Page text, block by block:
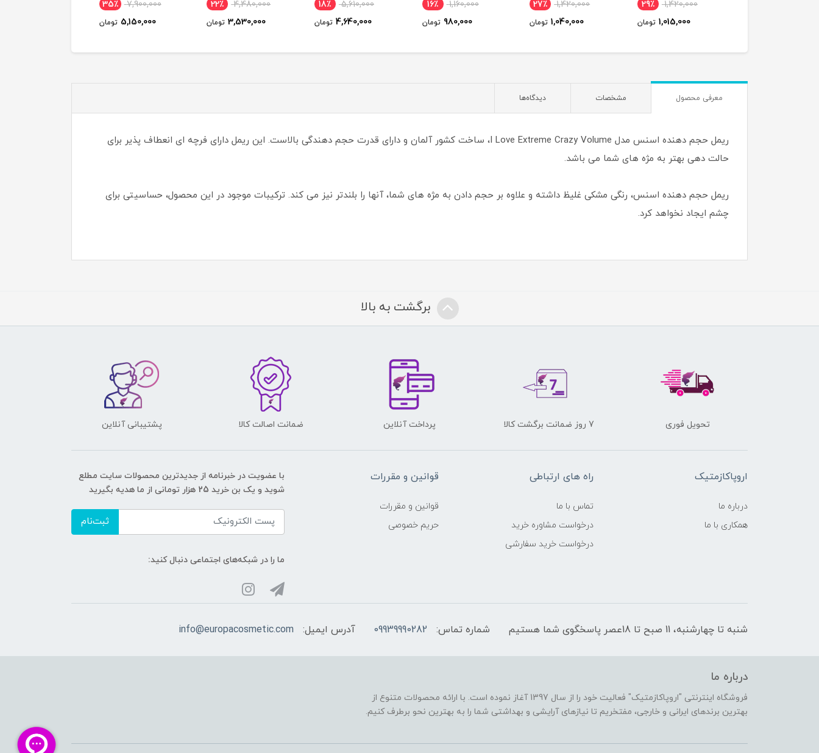
1,420,000 29٪
1,015,000 تومان
1,420,000 27٪
1,040,000 تومان
1,160,000 16٪
980,000 تومان
5,610,000 18٪
4,640,000 تومان
4,480,000 22٪
3,530,000 تومان
7,900,000 35٪
5,150,000 تومان
معرفی محصول مشخصات دیدگاه‌ها
ریمل حجم دهنده اسنس مدل I Love Extreme Crazy Volume، ساخت کشور آلمان و دارای قدرت حجم دهندگی بالاست. این ریمل دارای فرچه ای انعطاف پذیر برای
حالت دهی بهتر به مژه های شما می باشد.
ریمل حجم دهنده اسنس، رنگی مشکی غلیظ داشته و علاوه بر حجم دادن به مژه های شما، آنها را بلندتر نیز می کند. ترکیبات موجود در این محصول، حساسیتی برای
چشم ایجاد نخواهد کرد.
برگشت به بالا
تحویل فوری 7 روز ضمانت برگشت کالا پرداخت آنلاین ضمانت اصالت کالا پشتیبانی آنلاین
اروپاکازمتیک
درباره ما
همکاری با ما
راه های ارتباطی
تماس با ما
درخواست مشاوره خرید
درخواست خرید سفارشی
قوانین و مقررات
قوانین و مقررات
حریم خصوصی
با عضویت در خبرنامه از جدیدترین محصولات سایت مطلع
شوید و یک بن خرید 25 هزار تومانی از ما هدیه بگیرید
ثبت‌نام
ما را در شبکه‌های اجتماعی دنبال کنید:
شنبه تا چهارشنبه، 11 صبح تا 18عصر پاسخگوی شما هستیم شماره تماس: 09939990282 آدرس ایمیل: info@europacosmetic.com
درباره ما
فروشگاه اینترنتی "اروپاکازمتیک" فعالیت خود را از سال 1397 آغاز نموده است. با ارائه محصولات متنوع از
بهترین برندهای ایرانی و خارجی، مفتخریم تا نیازهای آرایشی و بهداشتی شما را به بهترین نحو برطرف کنیم.